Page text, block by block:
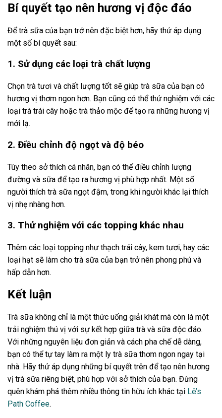
Bí quyết tạo nên hương vị độc đáo
Để trà sữa của bạn trở nên đặc biệt hơn, hãy thử áp dụng
một số bí quyết sau:
1. Sử dụng các loại trà chất lượng
Chọn trà tươi và chất lượng tốt sẽ giúp trà sữa của bạn có
hương vị thơm ngon hơn. Bạn cũng có thể thử nghiệm với các
loại trà trái cây hoặc trà thảo mộc để tạo ra những hương vị
mới lạ.
2. Điều chỉnh độ ngọt và độ béo
Tùy theo sở thích cá nhân, bạn có thể điều chỉnh lượng
đường và sữa để tạo ra hương vị phù hợp nhất. Một số
người thích trà sữa ngọt đậm, trong khi người khác lại thích
vị nhẹ nhàng hơn.
3. Thử nghiệm với các topping khác nhau
Thêm các loại topping như thạch trái cây, kem tươi, hay các
loại hạt sẽ làm cho trà sữa của bạn trở nên phong phú và
hấp dẫn hơn.
Kết luận
Trà sữa không chỉ là một thức uống giải khát mà còn là một
trải nghiệm thú vị với sự kết hợp giữa trà và sữa độc đáo.
Với những nguyên liệu đơn giản và cách pha chế dễ dàng,
bạn có thể tự tay làm ra một ly trà sữa thơm ngon ngay tại
nhà. Hãy thử áp dụng những bí quyết trên để tạo nên hương
vị trà sữa riêng biệt, phù hợp với sở thích của bạn. Đừng
quên khám phá thêm nhiều thông tin hữu ích khác tại Lê’s
Path Coffee.